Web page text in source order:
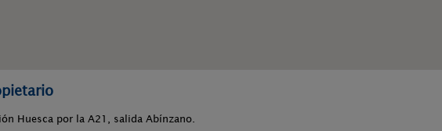
Huesca por la A21, salida Abínzano.